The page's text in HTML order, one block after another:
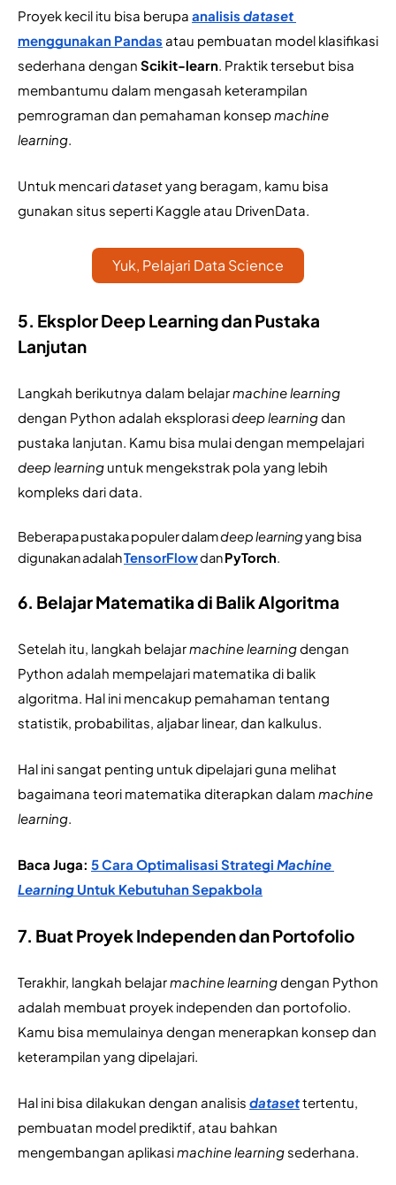
Proyek kecil itu bisa berupa analisis
menggunakan Pandas atau pembuatan model klasifikasi
sederhana dengan Scikit-learn. Praktik tersebut bisa
membantumu dalam mengasah keterampilan
pemrograman dan pemahaman konsep machine
learning.
Untuk mencari dataset yang beragam, kamu bisa
gunakan situs seperti Kaggle atau DrivenData.
Yuk, Pelajari Data Science
5. Eksplor Deep Learning dan Pustaka
Lanjutan
Langkah berikutnya dalam belajar
dengan Python adalah eksplorasi deep learning dan
deep learning untuk mengekstrak pola yang lebih
kompleks dari data.
Beberapa pustaka populer dalam deep learning yang bisa
digunakan adalah TensorFlow dan PyTorch.
6. Belajar Matematika di Balik Algoritma
Setelah itu, langkah belajar machine learning dengan
Python adalah mempelajari matematika di balik
algoritma. Hal ini mencakup pemahaman tentang
statistik, probabilitas, aljabar linear, dan kalkulus.
Hal ini sangat penting untuk dipelajari guna melihat
bagaimana teori matematika diterapkan dalam machine
learning.
Baca Juga: 5 Cara Optimalisasi Strategi Machine
Learning Untuk Kebutuhan Sepakbola
7. Buat Proyek Independen dan Portofolio
Terakhir, langkah belajar machine learning dengan Python
adalah membuat proyek independen dan portofolio.
Kamu bisa memulainya dengan menerapkan konsep dan
keterampilan yang dipelajari.
Hal ini bisa dilakukan dengan analisis datasettertentu,
pembuatan model prediktif, atau bahkan
mengembangan aplikasi machine learning sederhana.